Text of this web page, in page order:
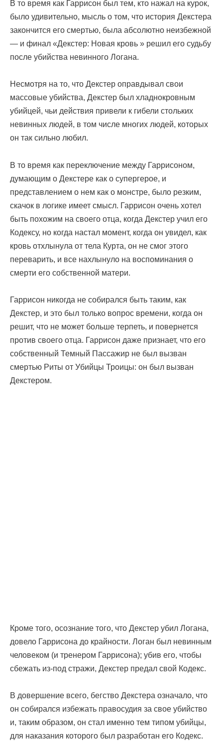
В то время как Гаррисон был тем, кто нажал на курок,
было удивительно, мысль о том, что история Декстера
закончится его смертью, была абсолютно неизбежной
— и финал «Декстер: Новая кровь » решил его судьбу
после убийства невинного Логана.
Несмотря на то, что Декстер оправдывал свои
массовые убийства, Декстер был хладнокровным
убийцей, чьи действия привели к гибели стольких
невинных людей, в том числе многих людей, которых
он так сильно любил.
В то время как переключение между Гаррисоном,
думающим о Декстере как о супергерое, и
представлением о нем как о монстре, было резким,
скачок в логике имеет смысл. Гаррисон очень хотел
быть похожим на своего отца, когда Декстер учил его
Кодексу, но когда настал момент, когда он увидел, как
кровь отхлынула от тела Курта, он не смог этого
переварить, и все нахлынуло на воспоминания о
смерти его собственной матери.
Гаррисон никогда не собирался быть таким, как
Декстер, и это был только вопрос времени, когда он
решит, что не может больше терпеть, и повернется
против своего отца. Гаррисон даже признает, что его
собственный Темный Пассажир не был вызван
смертью Риты от Убийцы Троицы: он был вызван
Декстером.
Кроме того, осознание того, что Декстер убил Логана,
довело Гаррисона до крайности. Логан был невинным
человеком (и тренером Гаррисона); убив его, чтобы
сбежать из-под стражи, Декстер предал свой Кодекс.
В довершение всего, бегство Декстера означало, что
он собирался избежать правосудия за свое убийство
и, таким образом, он стал именно тем типом убийцы,
для наказания которого был разработан его Кодекс.